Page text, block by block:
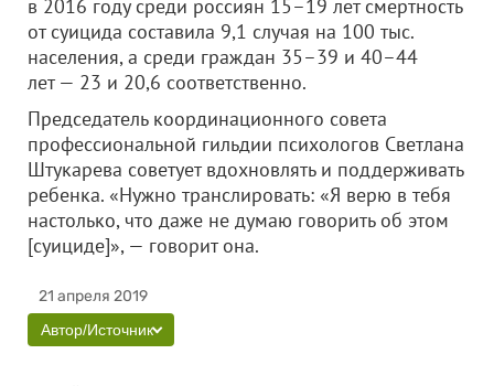
в 2016 году среди россиян 15–19 лет смертность
от суицида составила 9,1 случая на 100 тыс.
населения, а среди граждан 35–39 и 40–44
лет — 23 и 20,6 соответственно.
Председатель координационного совета
профессиональной гильдии психологов Светлана
Штукарева советует вдохновлять и поддерживать
ребенка. «Нужно транслировать: «Я верю в тебя
настолько, что даже не думаю говорить об этом
[суициде]», — говорит она.
21 апреля 2019
Автор/Источник